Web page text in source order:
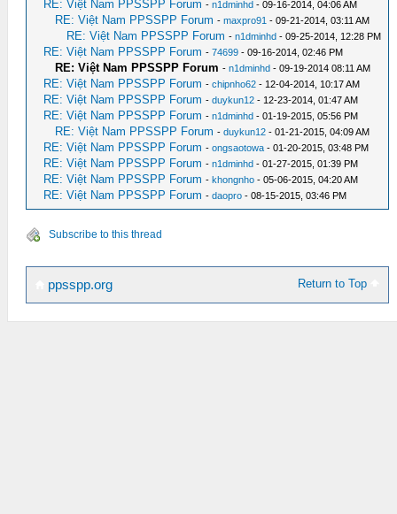
RE: Việt Nam PPSSPP Forum -n1dminhd - 09-16-2014, 04:06 AM
RE: Việt Nam PPSSPP Forum -maxpro91 - 09-21-2014, 03:11 AM
RE: Việt Nam PPSSPP Forum -n1dminhd - 09-25-2014, 12:28 PM
RE: Việt Nam PPSSPP Forum -74699 - 09-16-2014, 02:46 PM
RE: Việt Nam PPSSPP Forum -n1dminhd - 09-19-2014 08:11 AM
RE: Việt Nam PPSSPP Forum -chipnho62 - 12-04-2014, 10:17 AM
RE: Việt Nam PPSSPP Forum -duykun12 - 12-23-2014, 01:47 AM
RE: Việt Nam PPSSPP Forum -n1dminhd - 01-19-2015, 05:56 PM
RE: Việt Nam PPSSPP Forum -duykun12 - 01-21-2015, 04:09 AM
RE: Việt Nam PPSSPP Forum -ongsaotowa - 01-20-2015, 03:48 PM
RE: Việt Nam PPSSPP Forum -n1dminhd - 01-27-2015, 01:39 PM
RE: Việt Nam PPSSPP Forum -khongnho - 05-06-2015, 04:20 AM
RE: Việt Nam PPSSPP Forum -daopro - 08-15-2015, 03:46 PM
Subscribe to this thread
Return to Top
ppsspp.org